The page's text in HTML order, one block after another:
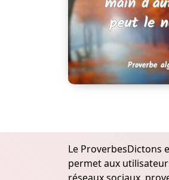
Le ProverbesDictons
permet aux